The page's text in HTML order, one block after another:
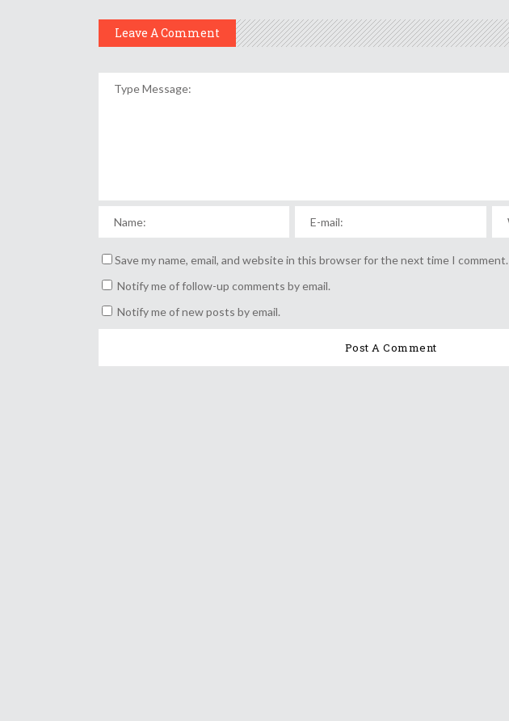
Leave A Comment
Save my name, email, and website in this browser for the next time I comment.
Notify me of follow-up comments by email.
Notify me of new posts by email.